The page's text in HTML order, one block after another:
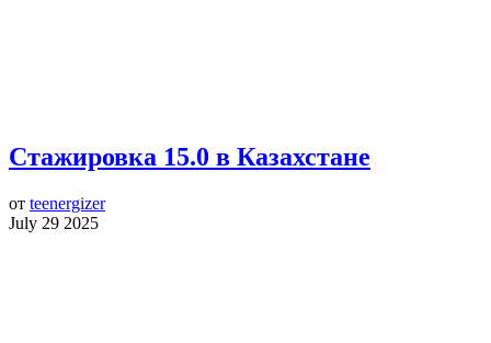
Стажировка 15.0 в Казахстане
от teenergizer
July 29 2025